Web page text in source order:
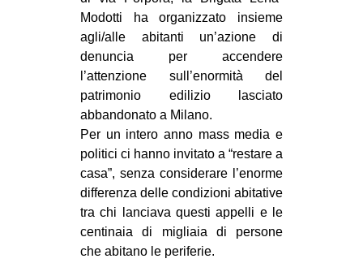
SPORT POPOLARE
MOVIMENTI
AMBIENTE
ANTIFASCISMO
DIRITTO ALL’ABITARE
GENERI
MIGRAZIONI
PRECARIATO
REPRESSIONE
Modotti ha organizzato insieme
agli/alle abitanti un’azione di
denuncia per accendere
l’attenzione sull’enormità del
patrimonio edilizio lasciato
abbandonato a Milano.
Per un intero anno mass media e
politici ci hanno invitato a “restare a
casa”, senza considerare l’enorme
differenza delle condizioni abitative
tra chi lanciava questi appelli e le
centinaia di migliaia di persone
che abitano le periferie.